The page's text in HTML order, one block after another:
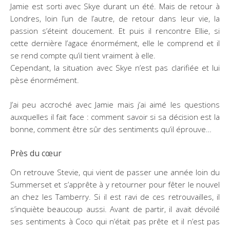
Jamie est sorti avec Skye durant un été. Mais de retour à
Londres, loin l’un de l’autre, de retour dans leur vie, la
passion s’éteint doucement. Et puis il rencontre Ellie, si
cette dernière l’agace énormément, elle le comprend et il
se rend compte qu’il tient vraiment à elle.
Cependant, la situation avec Skye n’est pas clarifiée et lui
pèse énormément.
J’ai peu accroché avec Jamie mais j’ai aimé les questions
auxquelles il fait face : comment savoir si sa décision est la
bonne, comment être sûr des sentiments qu’il éprouve…
Près du cœur
On retrouve Stevie, qui vient de passer une année loin du
Summerset et s’apprête à y retourner pour fêter le nouvel
an chez les Tamberry. Si il est ravi de ces retrouvailles, il
s’inquiète beaucoup aussi. Avant de partir, il avait dévoilé
ses sentiments à Coco qui n’était pas prête et il n’est pas